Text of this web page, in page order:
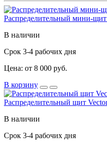
Распределительный мини-
В наличии
Срок 3-4 рабочих дня
Цена: от 8 000 руб.
В корзину
Распределительный щит
В наличии
Срок 3-4 рабочих дня